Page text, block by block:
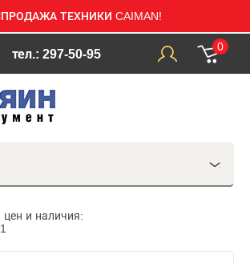
ТЕХНИКИ CAIMAN!
тел.: 297-50-95
0
и наличия: